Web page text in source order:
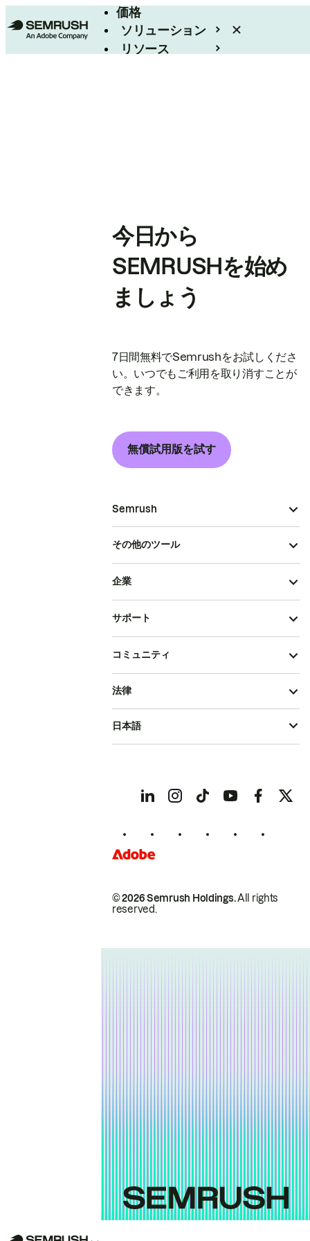
価格
ソリューション
リソース
今日から
SEMRUSHを始め
ましょう
7日間無料でSemrushをお試しくださ
い。いつでもご利用を取り消すことが
できます。
無償試用版を試す
Semrush
その他のツール
企業
サポート
コミュニティ
© 2026 Semrush Holdings.All rights
reserved.
法律
日本語